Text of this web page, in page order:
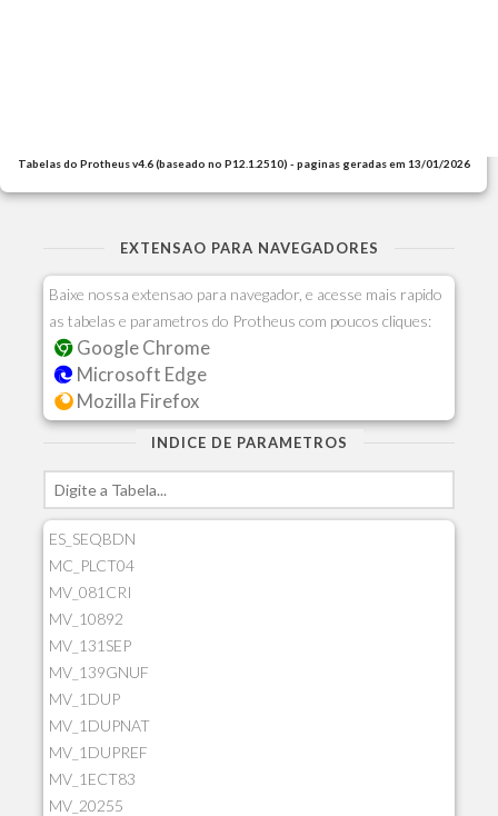
Tabelas do Protheus v4.6 (baseado no P12.1.2510) - paginas geradas em 13/01/2026
EXTENSAO PARA NAVEGADORES
Baixe nossa extensao para navegador, e acesse mais rapido
as tabelas e parametros do Protheus com poucos cliques:
Google Chrome
Microsoft Edge
Mozilla Firefox
INDICE DE PARAMETROS
ES_SEQBDN
MC_PLCT04
MV_081CRI
MV_10892
MV_131SEP
MV_139GNUF
MV_1DUP
MV_1DUPNAT
MV_1DUPREF
MV_1ECT83
MV_20255